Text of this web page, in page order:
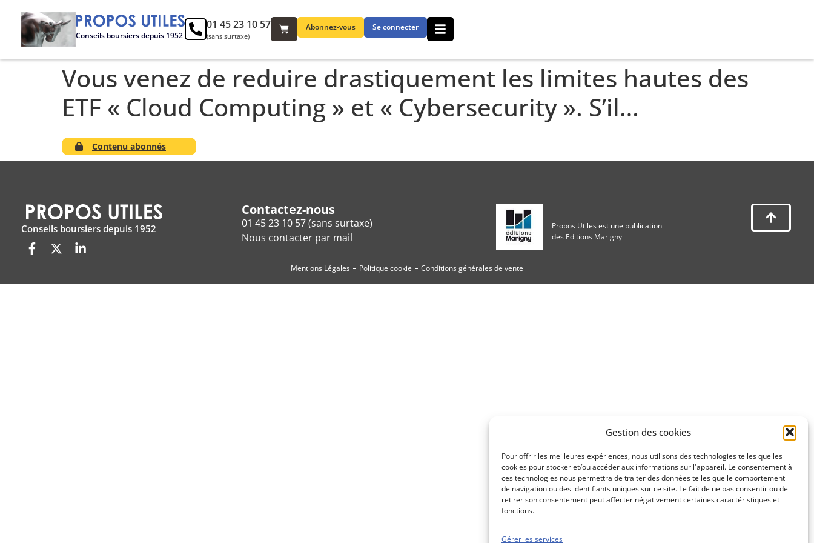
Gestion des cookies
Pour offrir les meilleures expériences, nous utilisons des technologies telles que les
cookies pour stocker et/ou accéder aux informations sur l'appareil. Le consentement à
ces technologies nous permettra de traiter des données telles que le comportement
de navigation ou des identifiants uniques sur ce site. Le fait de ne pas consentir ou de
retirer son consentement peut affecter négativement certaines caractéristiques et
fonctions.
Gérer les services
Conseils boursiers depuis 1952
Abonnez-vous Se connecter
01 45 23 10 57
(sans surtaxe)
Vous venez de reduire drastiquement les limites hautes des
ETF « Cloud Computing » et « Cybersecurity ». S’il…
Contenu abonnés
Conseils boursiers depuis 1952
Contactez-nous
01 45 23 10 57 (sans surtaxe)
Nous contacter par mail
Propos Utiles est une publication
des Editions Marigny
Mentions Légales Politique cookie Conditions générales de vente